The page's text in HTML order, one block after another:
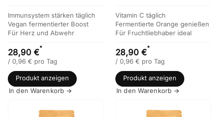
Immunsystem stärken täglich
Vegan fermentierter Boost
Für Herz und Abwehr
28,90 €*
/ 0,96 € pro Tag
Produkt anzeigen
In den Warenkorb →
Vitamin C täglich
Fermentierte Orange genießen
Für Fruchtliebhaber ideal
28,90 €*
/ 0,96 € pro Tag
Produkt anzeigen
In den Warenkorb →